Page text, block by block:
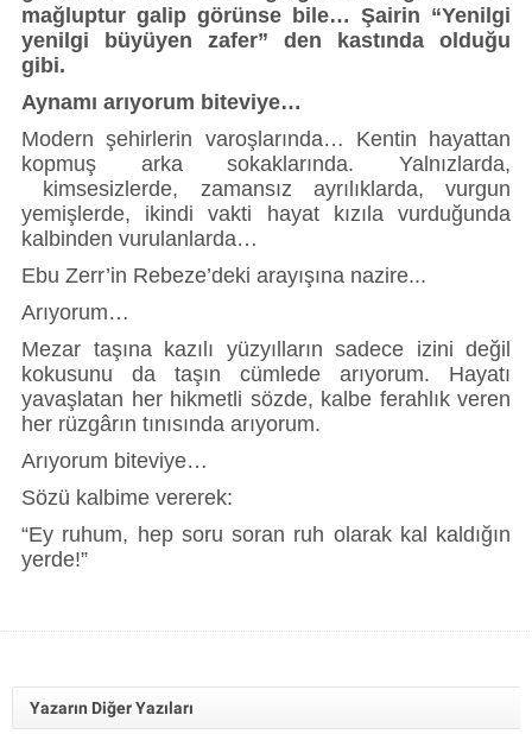
mağluptur galip görünse bile… Şairin “Yenilgi
yenilgi büyüyen zafer” den kastında olduğu
gibi.
Aynamı arıyorum biteviye…
Modern şehirlerin varoşlarında… Kentin hayattan
kopmuş arka sokaklarında. Yalnızlarda,
kimsesizlerde, zamansız ayrılıklarda, vurgun
yemişlerde, ikindi vakti hayat kızıla vurduğunda
kalbinden vurulanlarda…
Ebu Zerr’in Rebeze’deki arayışına nazire...
Arıyorum…
Mezar taşına kazılı yüzyılların sadece izini değil
kokusunu da taşın cümlede arıyorum. Hayatı
yavaşlatan her hikmetli sözde, kalbe ferahlık veren
her rüzgârın tınısında arıyorum.
Arıyorum biteviye…
Sözü kalbime vererek:
“Ey ruhum, hep soru soran ruh olarak kal kaldığın
yerde!”
Yazarın Diğer Yazıları